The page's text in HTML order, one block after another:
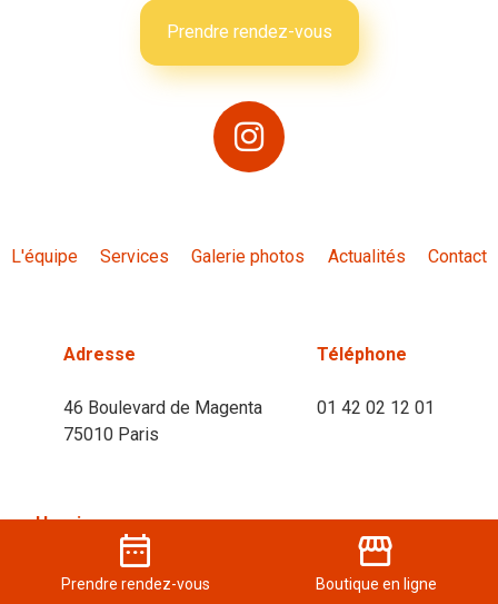
date_range
Prendrerendez-vous
storefront
Boutique en ligne
Prendre rendez-vous
L'équipe Services Galerie photos Actualités Contact
Adresse
46 Boulevard de Magenta
75010 Paris
Téléphone
01 42 02 12 01
Horaires
Mardi 09h00 - 21h00